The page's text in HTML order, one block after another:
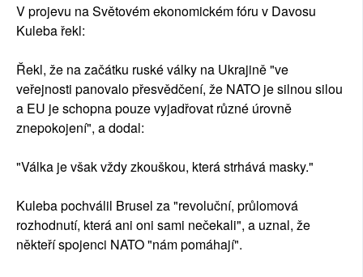
V projevu na Světovém ekonomickém fóru v Davosu
Kuleba řekl:
Řekl, že na začátku ruské války na Ukrajině "ve
veřejnosti panovalo přesvědčení, že NATO je silnou silou
a EU je schopna pouze vyjadřovat různé úrovně
znepokojení", a dodal:
"Válka je však vždy zkouškou, která strhává masky."
Kuleba pochválil Brusel za "revoluční, průlomová
rozhodnutí, která ani oni sami nečekali", a uznal, že
někteří spojenci NATO "nám pomáhají".